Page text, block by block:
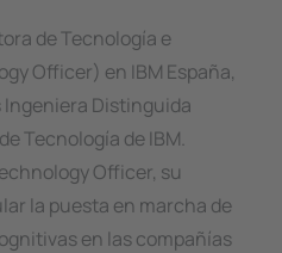
de Tecnología e
Officer) en IBM España,
Ingeniera Distinguida
Tecnología de IBM.
Officer, su
la puesta en marcha de
en las compañías